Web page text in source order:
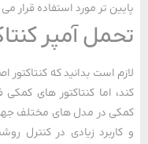
‌تر مورد استفاده قرار می‌ گیرد.
آمپر
در مدل های مختلف جهت نصب
زیادی در کنترل روشنایی